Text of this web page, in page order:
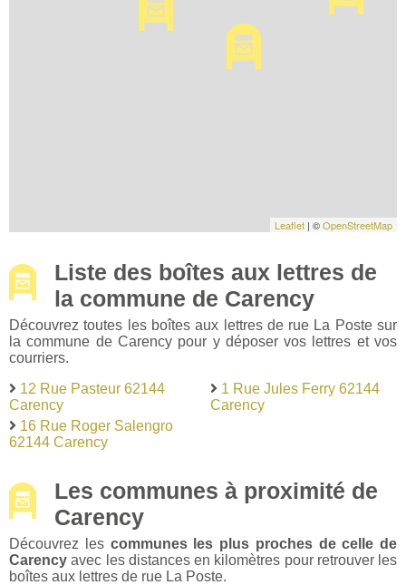
Leaflet | ©OpenStreetMap
Liste des boîtes aux lettres de
la commune de Carency
Découvrez toutes les boîtes aux lettres de rue La Poste sur
la commune de Carency pour y déposer vos lettres et vos
courriers.
12 Rue Pasteur 62144
Carency
16 Rue Roger Salengro
62144 Carency
1 Rue Jules Ferry 62144
Carency
Les communes à proximité de
Carency
Découvrez les communes les plus proches de celle de
Carency avec les distances en kilomètres pour retrouver les
boîtes aux lettres de rue La Poste.